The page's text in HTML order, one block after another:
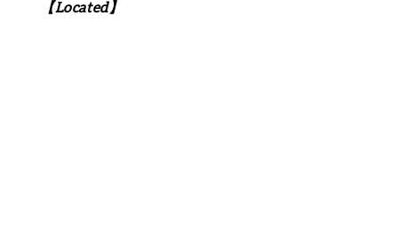
【Located】